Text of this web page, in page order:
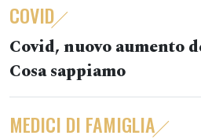
COVID
Covid, nuovo aumento
Cosa sappiamo
MEDICI DI FAMIGLIA